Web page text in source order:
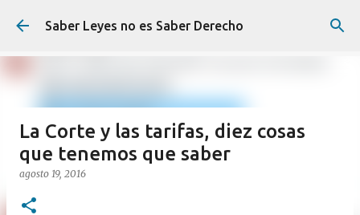
Ir al contenido principal
Saber Leyes no es Saber Derecho
La Corte y las tarifas, diez cosas
que tenemos que saber
agosto 19, 2016